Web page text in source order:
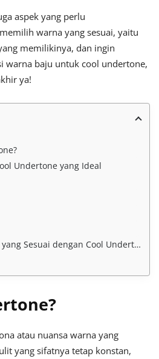
aspek yang perlu
warna yang sesuai, yaitu
memilikinya, dan ingin
warna baju untuk cool undertone,
ya!
Undertone yang Ideal
Sesuai dengan Cool Undertone
atau nuansa warna yang
yang sifatnya tetap konstan,